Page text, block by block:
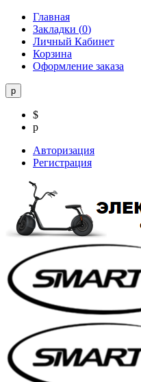
Главная
Закладки (0)
Личный Кабинет
Корзина
Оформление заказа
р
$
р
Авторизация
Регистрация